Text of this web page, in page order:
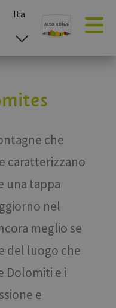
Ita
esp
deu
che
caratterizzano
una tappa
nel
meglio se
del luogo che
Dolomiti e i
e